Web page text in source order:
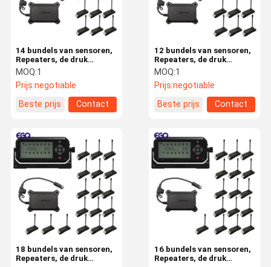
Huis Producten Fabrieksreis
12 bundels van sensoren,
Repeaters, de druk
controlesysteem van de
ontvangersband
MOQ:1
Prijs:negotiable
Beste prijs
Contact
14 bundels van sensoren,
Repeaters, de druk
controlesysteem van de
ontvangersband
MOQ:1
Prijs:negotiable
Beste prijs
Contact
16 bundels van sensoren,
Repeaters, de druk
18 bundels van sensoren,
Repeaters, de druk